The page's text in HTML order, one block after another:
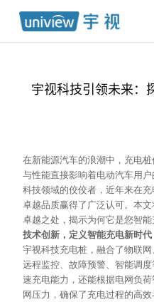
宇视科技引领未来：
在新能源汽车的浪潮中，充电
与性能直接影响着电动汽车用
科技领域的佼佼者，近年来在
卓越品质赢得了广泛认可。本
卓越之处，揭示为何它是您智能
技术创新，定义智能充电新时代
宇视科技充电桩，融合了物联
远程监控、故障预警、智能调
速充电能力，还能根据电网负
网压力，确保了充电过程的高效